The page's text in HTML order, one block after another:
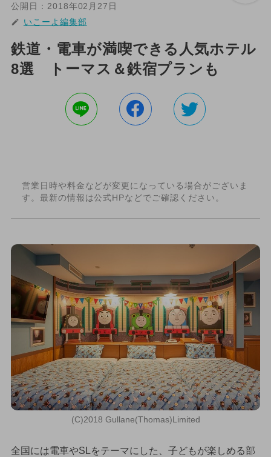
公開日： 2018年02月27日
いこーよ編集部
鉄道・電車が満喫できる人気ホテル
8選 トーマス＆鉄宿プランも
営業日時や料金などが変更になっている場合がございま
す。最新の情報は公式HPなどでご確認ください。
(C)2018 Gullane(Thomas)Limited
全国には電車やSLをテーマにした、子どもが楽しめる部